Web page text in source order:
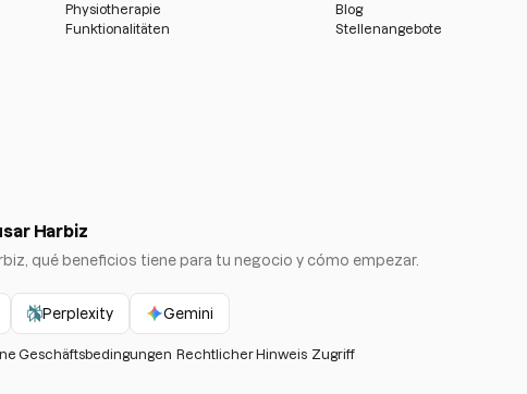
Physiotherapie
Funktionalitäten
Blog
Stellenangebote
Harbiz
qué beneficios tiene para tu negocio y cómo empezar.
Perplexity Gemini
Geschäftsbedingungen Rechtlicher Hinweis Zugriff